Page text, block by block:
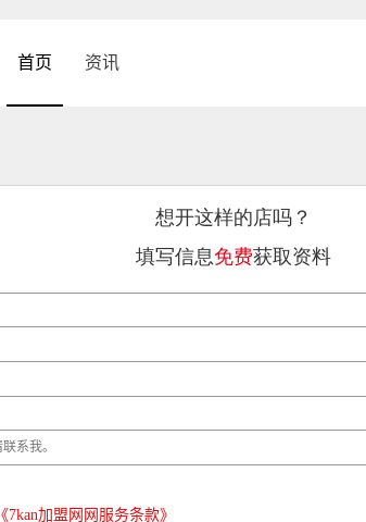
首页 资讯
想开这样的店吗？
填写信息免费获取资料
《7kan加盟网网服务条款》